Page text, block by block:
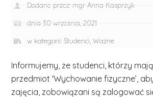
Dodane przez: mgr Anna Kasprzyk
dnia 30 września, 2021
w kategorii: Studenci,Ważne
Informujemy, że studenci, którzy
przedmiot 'Wychowanie fizyczne’,
zajęcia, zobowiązani są zalogować